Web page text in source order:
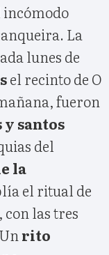
incómodo
La
lunes de
el recinto de O
fueron
y santos
del
la
el ritual de
, con las tres
rito